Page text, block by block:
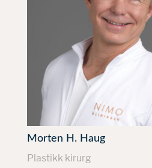
Morten H. Haug
Plastikk kirurg